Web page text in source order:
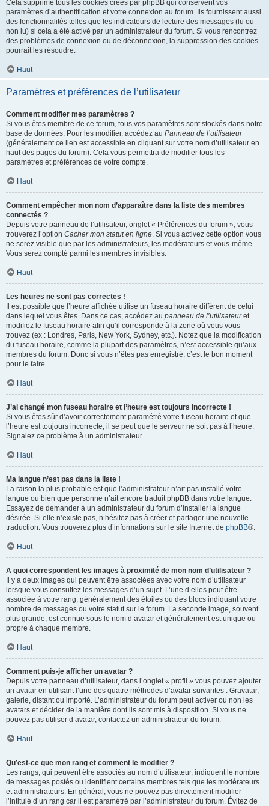
Cela supprime tous les cookies créés par phpBB qui conservent vos
paramètres d’authentification et votre connexion au forum. Ils fournissent aussi
des fonctionnalités telles que les indicateurs de lecture des messages (lu ou
non lu) si cela a été activé par un administrateur du forum. Si vous rencontrez
des problèmes de connexion ou de déconnexion, la suppression des cookies
pourrait les résoudre.
Haut
Paramètres et préférences de l’utilisateur
Comment modifier mes paramètres ?
Si vous êtes membre de ce forum, tous vos paramètres sont stockés dans notre
base de données. Pour les modifier, accédez au Panneau de l’utilisateur
(généralement ce lien est accessible en cliquant sur votre nom d’utilisateur en
haut des pages du forum). Cela vous permettra de modifier tous les
paramètres et préférences de votre compte.
Haut
Comment empêcher mon nom d’apparaître dans la liste des membres
connectés ?
Depuis votre panneau de l’utilisateur, onglet « Préférences du forum », vous
trouverez l’option Cacher mon statut en ligne. Si vous activez cette option vous
ne serez visible que par les administrateurs, les modérateurs et vous-même.
Vous serez compté parmi les membres invisibles.
Haut
Les heures ne sont pas correctes !
Il est possible que l’heure affichée utilise un fuseau horaire différent de celui
dans lequel vous êtes. Dans ce cas, accédez au panneau de l’utilisateuret
modifiez le fuseau horaire afin qu’il corresponde à la zone où vous vous
trouvez (ex : Londres, Paris, New York, Sydney, etc.). Notez que la modification
du fuseau horaire, comme la plupart des paramètres, n’est accessible qu’aux
membres du forum. Donc si vous n’êtes pas enregistré, c’est le bon moment
pour le faire.
Haut
J’ai changé mon fuseau horaire et l’heure est toujours incorrecte !
Si vous êtes sûr d’avoir correctement paramétré votre fuseau horaire et que
l’heure est toujours incorrecte, il se peut que le serveur ne soit pas à l’heure.
Signalez ce problème à un administrateur.
Haut
Ma langue n’est pas dans la liste !
La raison la plus probable est que l’administrateur n’ait pas installé votre
langue ou bien que personne n’ait encore traduit phpBB dans votre langue.
Essayez de demander à un administrateur du forum d’installer la langue
désirée. Si elle n’existe pas, n’hésitez pas à créer et partager une nouvelle
traduction. Vous trouverez plus d’informations sur le site Internet de phpBB®.
Haut
A quoi correspondent les images à proximité de mon nom d’utilisateur ?
Il y a deux images qui peuvent être associées avec votre nom d’utilisateur
lorsque vous consultez les messages d’un sujet. L’une d’elles peut être
associée à votre rang, généralement des étoiles ou des blocs indiquant votre
nombre de messages ou votre statut sur le forum. La seconde image, souvent
plus grande, est connue sous le nom d’avatar et généralement est unique ou
propre à chaque membre.
Haut
Comment puis-je afficher un avatar ?
Depuis votre panneau d’utilisateur, dans l’onglet « profil » vous pouvez ajouter
un avatar en utilisant l’une des quatre méthodes d’avatar suivantes : Gravatar,
galerie, distant ou importé. L’administrateur du forum peut activer ou non les
avatars et décider de la manière dont ils sont mis à disposition. Si vous ne
pouvez pas utiliser d’avatar, contactez un administrateur du forum.
Haut
Qu’est-ce que mon rang et comment le modifier ?
Les rangs, qui peuvent être associés au nom d’utilisateur, indiquent le nombre
de messages postés ou identifient certains membres tels que les modérateurs
et administrateurs. En général, vous ne pouvez pas directement modifier
l’intitulé d’un rang car il est paramétré par l’administrateur du forum. Évitez de